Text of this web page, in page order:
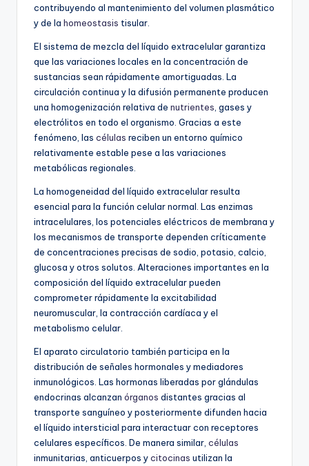
contribuyendo al mantenimiento del volumen plasmático
y de la homeostasis tisular.
El sistema de mezcla del líquido extracelular garantiza
que las variaciones locales en la concentración de
sustancias sean rápidamente amortiguadas. La
circulación continua y la difusión permanente producen
una homogenización relativa de nutrientes , gases y
electrólitos en todo el organismo. Gracias a este
fenómeno, las células reciben un entorno químico
relativamente estable pese a las variaciones
metabólicas regionales.
La homogeneidad del líquido extracelular resulta
esencial para la función celular normal. Las enzimas
intracelulares, los potenciales eléctricos de membrana y
los mecanismos de transporte dependen críticamente
de concentraciones precisas de sodio, potasio, calcio,
glucosa y otros solutos. Alteraciones importantes en la
composición del líquido extracelular pueden
comprometer rápidamente la excitabilidad
neuromuscular, la contracción cardíaca y el
metabolismo celular.
El aparato circulatorio también participa en la
distribución de señales hormonales y mediadores
inmunológicos. Las hormonas liberadas por glándulas
endocrinas alcanzan órganos distantes gracias al
transporte sanguíneo y posteriormente difunden hacia
el líquido intersticial para interactuar con receptores
celulares específicos. De manera similar, células
inmunitarias, anticuerpos ycitocinas utilizan la